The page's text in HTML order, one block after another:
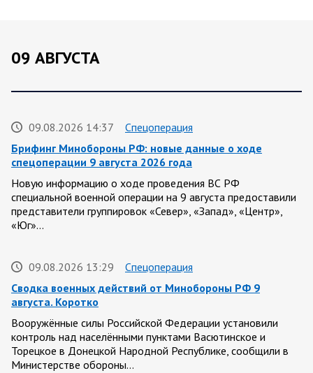
09 АВГУСТА
09.08.2026 14:37
Спецоперация
Брифинг Минобороны РФ: новые данные о ходе
спецоперации 9 августа 2026 года
Новую информацию о ходе проведения ВС РФ
специальной военной операции на 9 августа предоставили
представители группировок «Север», «Запад», «Центр»,
«Юг»…
09.08.2026 13:29
Спецоперация
Сводка военных действий от Минобороны РФ 9
августа. Коротко
Вооружённые силы Российской Федерации установили
контроль над населёнными пунктами Васютинское и
Торецкое в Донецкой Народной Республике, сообщили в
Министерстве обороны…